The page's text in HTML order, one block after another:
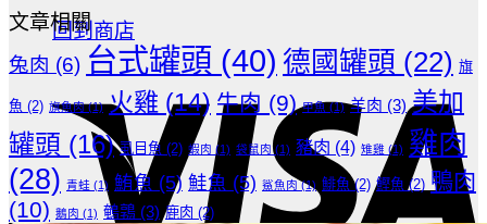
回到商店
文章相關
兔肉 (6) 台式罐頭 (40) 德國罐頭 (22) 旗
魚 (2) 旗魚肉(1) 火雞 (14) 牛肉 (9) 甲魚(1) 羊肉 (3) 美加
罐頭 (16) 虱目魚 (2) 蝦肉 (1) 袋鼠肉(1) 豬肉 (4) 雉雞 (1) 雞肉
(28) 青蛙 (1) 鮪魚 (5) 鮭魚 (5) 鯊魚肉(1) 鯡魚 (2) 鰹魚 (2) 鴨肉
(10) 鵝肉 (1) 鵪鶉 (3) 鹿肉 (2)